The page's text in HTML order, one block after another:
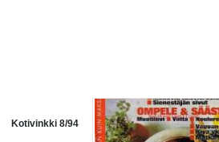
Kotivinkki 8/94